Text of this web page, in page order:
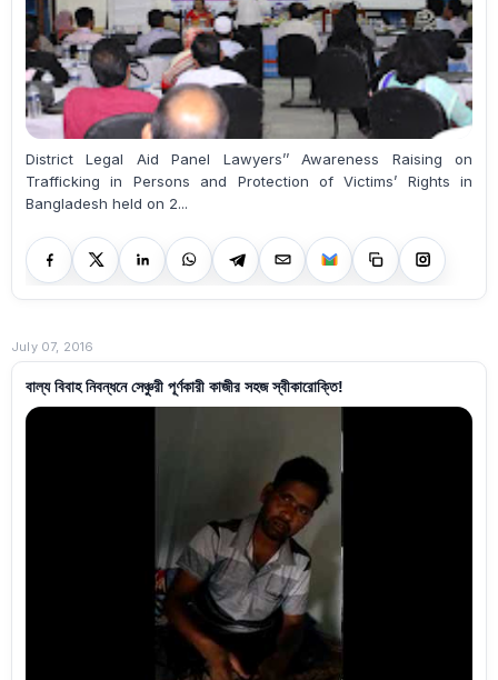
District Legal Aid Panel Lawyers’’ Awareness Raising on
Trafficking in Persons and Protection of Victims’ Rights in
Bangladesh held on 2...
July 07, 2016
বাল্য বিবাহ নিবন্ধনে সেঞ্চুরী পূর্ণকারী কাজীর সহজ স্বীকারোক্তি!